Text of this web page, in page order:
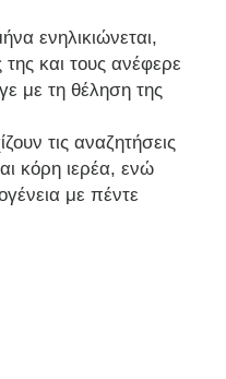
ενηλικιώνεται,
και τους ανέφερε
με τη θέληση της
τις αναζητήσεις
κόρη ιερέα, ενώ
με πέντε